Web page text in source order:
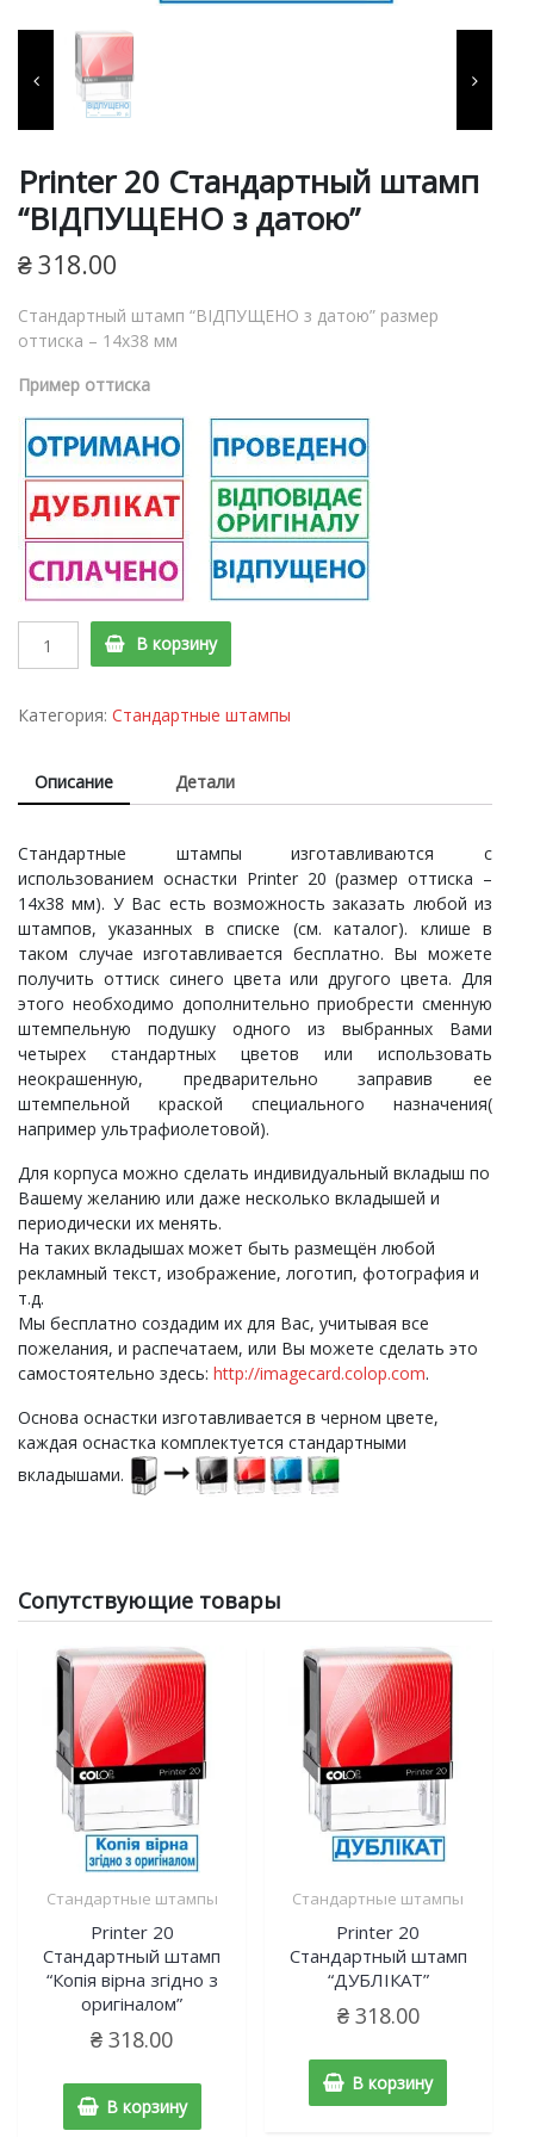
терминами, штемпельные
подушки и краски,
расходные материалы для
изготовления печатей и
штампов, продукция для
пломбирования.
Printer 20 Cтандартный штамп
“ВІДПУЩЕНО з датою”
₴318.00
Cтандартный штамп “ВІДПУЩЕНО з датою” размер
оттиска – 14х38 мм
Пример оттиска
штамп
"ВІДПУЩЕНО
датою"
quantity
В корзину
Категория: Стандартные штампы
Описание Детали
Стандартные штампы изготавливаются с
использованием оснастки Printer 20 (размер оттиска –
14х38 мм). У Вас есть возможность заказать любой из
штампов, указанных в списке (см. каталог). клише в
таком случае изготавливается бесплатно. Вы можете
получить оттиск синего цвета или другого цвета. Для
этого необходимо дополнительно приобрести сменную
штемпельную подушку одного из выбранных Вами
четырех стандартных цветов или использовать
неокрашенную, предварительно заправив ее
штемпельной краской специального назначения(
например ультрафиолетовой).
Для корпуса можно сделать индивидуальный вкладыш по
Вашему желанию или даже несколько вкладышей и
периодически их менять.
На таких вкладышах может быть размещён любой
рекламный текст, изображение, логотип, фотография и
т.д.
Мы бесплатно создадим их для Вас, учитывая все
пожелания, и распечатаем, или Вы можете сделать это
самостоятельно здесь: http://imagecard.colop.com.
Основа оснастки изготавливается в черном цвете,
каждая оснастка комплектуется стандартными
вкладышами.
Сопутствующие товары
Стандартные штампы
Printer 20
Cтандартный штамп
“Копія вірна згідно з
оригіналом”
₴ 318.00
В корзину
Стандартные штампы
Printer 20
Cтандартный штамп
“ДУБЛІКАТ”
₴318.00
В корзину